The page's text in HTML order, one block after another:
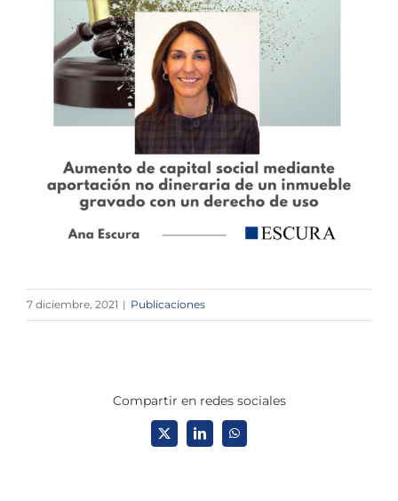
7 diciembre, 2021 | Publicaciones
Compartir en redes sociales
X LinkedInWhatsApp